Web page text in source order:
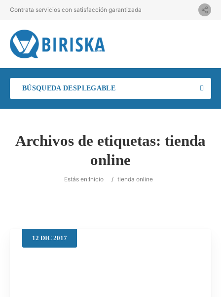
Contrata servicios con satisfacción garantizada
BÚSQUEDA DESPLEGABLE
Archivos de etiquetas: tienda
online
Estás en:Inicio / tienda online
12 DIC 2017